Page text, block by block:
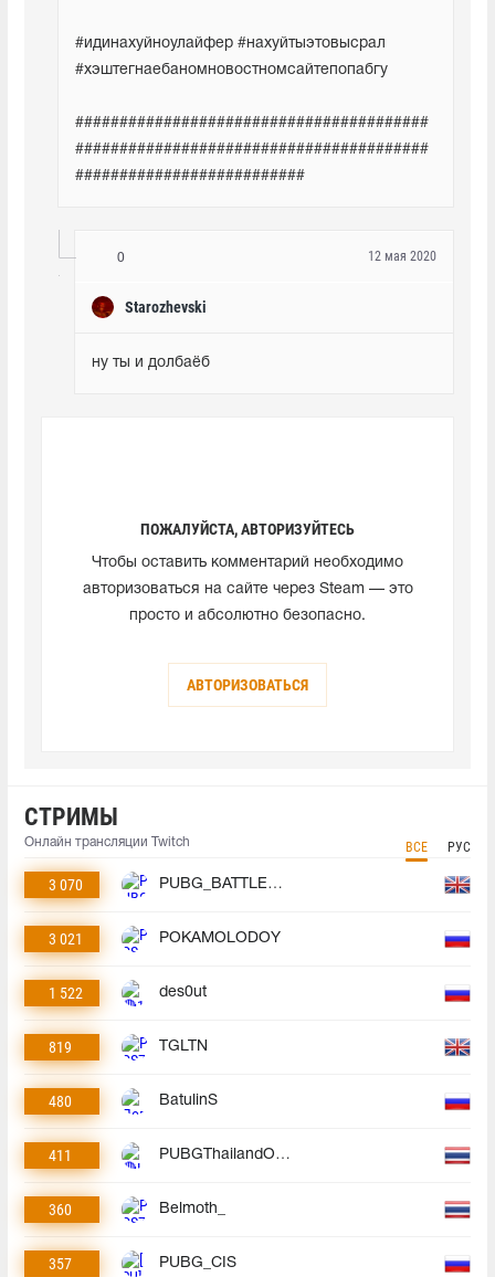
#идинахуйноулайфер #нахуйтыэтовысрал
#хэштегнаебаномновостномсайтепопабгу
########################################
########################################
##########################
0
Starozhevski
12 мая 2020
ну ты и долбаёб
ПОЖАЛУЙСТА, АВТОРИЗУЙТЕСЬ
Чтобы оставить комментарий необходимо
авторизоваться на сайте через Steam — это
просто и абсолютно безопасно.
АВТОРИЗОВАТЬСЯ
СТРИМЫ
Онлайн трансляции Twitch ВСЕ РУС
3 070 PUBG_BATTLEGROUNDS
3 021 POKAMOLODOY
1 522 des0ut
819 TGLTN
480 BatulinS
411 PUBGThailandOfficial
360 Belmoth_
357 PUBG_CIS